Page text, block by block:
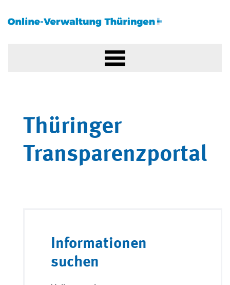
Thüringer
Transparenzportal
Informationen
suchen